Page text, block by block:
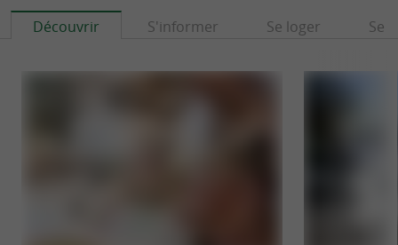
Découvrir S'informer Se loger Se